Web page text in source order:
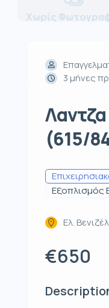
Χωρίς
3 μήνες
(615/
Εξοπλισμός
Ελ.
€650